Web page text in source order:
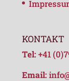
KONTAKT
Tel:+41
Email: